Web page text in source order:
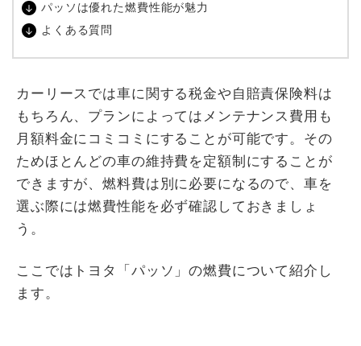
パッソは優れた燃費性能が魅力
よくある質問
カーリースでは車に関する税金や自賠責保険料は
もちろん、プランによってはメンテナンス費用も
月額料金にコミコミにすることが可能です。その
ためほとんどの車の維持費を定額制にすることが
できますが、燃料費は別に必要になるので、車を
選ぶ際には燃費性能を必ず確認しておきましょ
う。
ここではトヨタ「パッソ」の燃費について紹介し
ます。